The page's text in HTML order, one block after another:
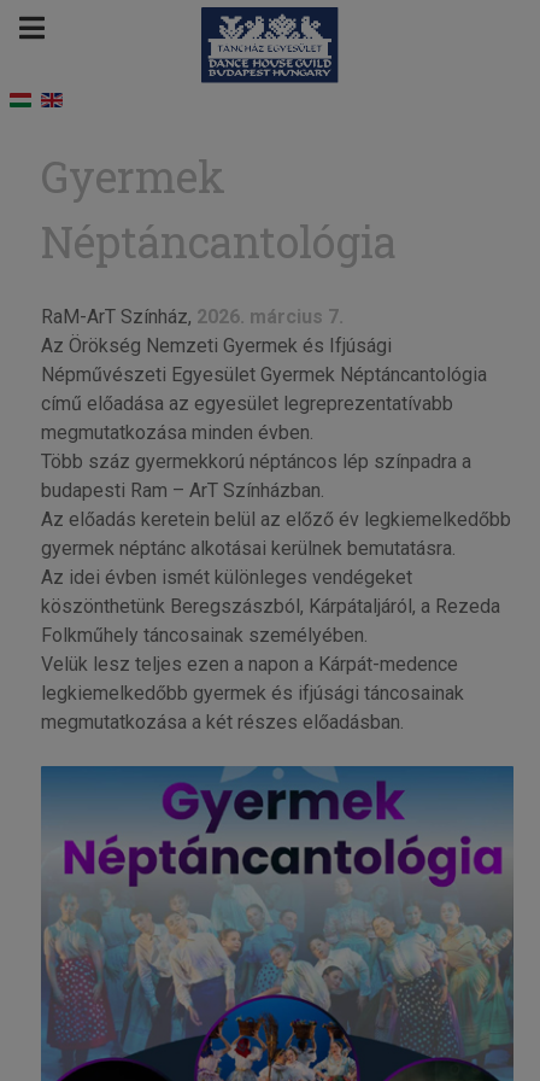
Gyermek
Néptáncantológia
RaM-ArT Színház, 2026. március 7.
Az Örökség Nemzeti Gyermek és Ifjúsági
Népművészeti Egyesület Gyermek Néptáncantológia
című előadása az egyesület legreprezentatívabb
megmutatkozása minden évben.
Több száz gyermekkorú néptáncos lép színpadra a
budapesti Ram – ArT Színházban.
Az előadás keretein belül az előző év legkiemelkedőbb
gyermek néptánc alkotásai kerülnek bemutatásra.
Az idei évben ismét különleges vendégeket
köszönthetünk Beregszászból, Kárpátaljáról, a Rezeda
Folkműhely táncosainak személyében.
Velük lesz teljes ezen a napon a Kárpát-medence
legkiemelkedőbb gyermek és ifjúsági táncosainak
megmutatkozása a két részes előadásban.